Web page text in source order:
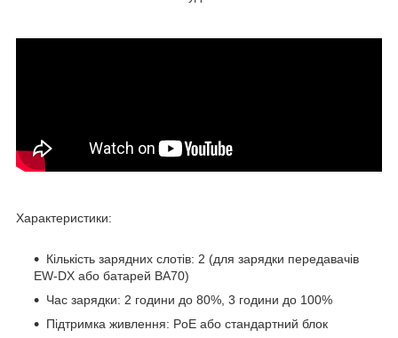
Характеристики:
Кількість зарядних слотів: 2 (для зарядки передавачів
EW-DX або батарей BA70)
Час зарядки: 2 години до 80%, 3 години до 100%
Підтримка живлення: PoE або стандартний блок